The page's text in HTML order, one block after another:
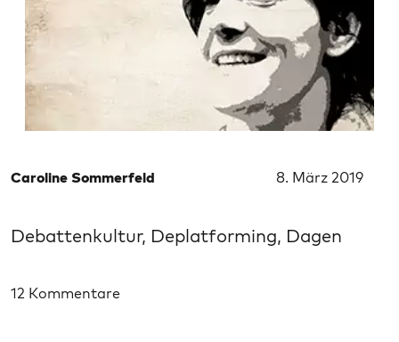
Caroline Sommerfeld 8. März 2019
Debattenkultur, Deplatforming, Dagen
12 Kommentare